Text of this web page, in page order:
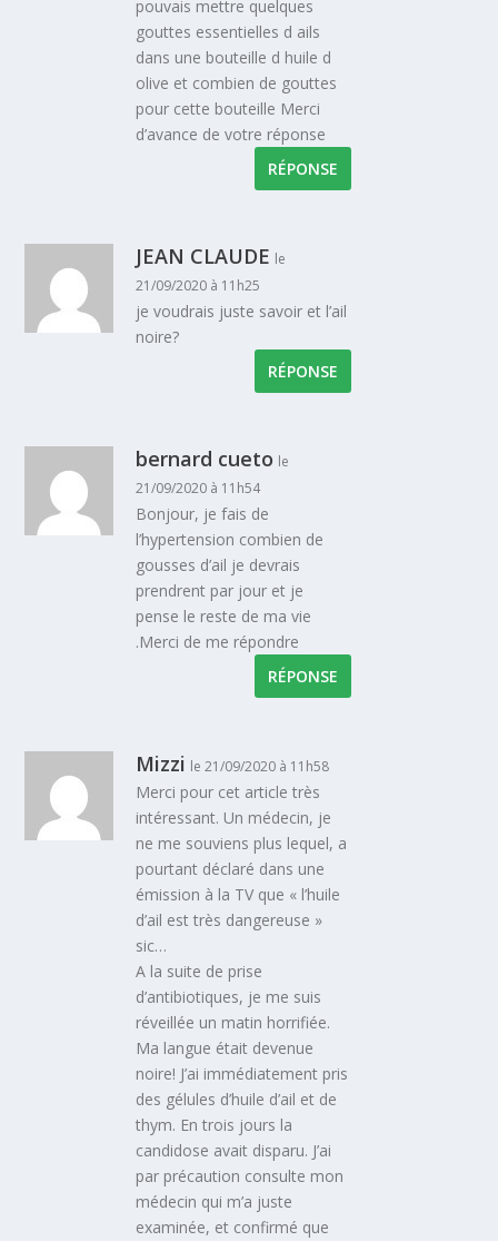
pouvais mettre quelques
gouttes essentielles d ails
dans une bouteille d huile d
olive et combien de gouttes
pour cette bouteille Merci
d’avance de votre réponse
RÉPONSE
JEAN CLAUDE le
21/09/2020 à 11h25
je voudrais juste savoir et l’ail
noire?
RÉPONSE
bernard cueto le
21/09/2020 à 11h54
Bonjour, je fais de
l’hypertension combien de
gousses d’ail je devrais
prendrent par jour et je
pense le reste de ma vie
.Merci de me répondre
RÉPONSE
Mizzi le 21/09/2020 à 11h58
Merci pour cet article très
intéressant. Un médecin, je
ne me souviens plus lequel, a
pourtant déclaré dans une
émission à la TV que « l’huile
d’ail est très dangereuse »
sic…
A la suite de prise
d’antibiotiques, je me suis
réveillée un matin horrifiée.
Ma langue était devenue
noire! J’ai immédiatement pris
des gélules d’huile d’ail et de
thym. En trois jours la
candidose avait disparu. J’ai
par précaution consulte mon
médecin qui m’a juste
examinée, et confirmé que